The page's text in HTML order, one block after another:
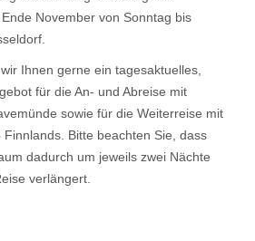
November von Sonntag bis
Ihnen gerne ein tagesaktuelles,
für die An- und Abreise mit
sowie für die Weiterreise mit
Bitte beachten Sie, dass
dadurch um jeweils zwei Nächte
verlängert.